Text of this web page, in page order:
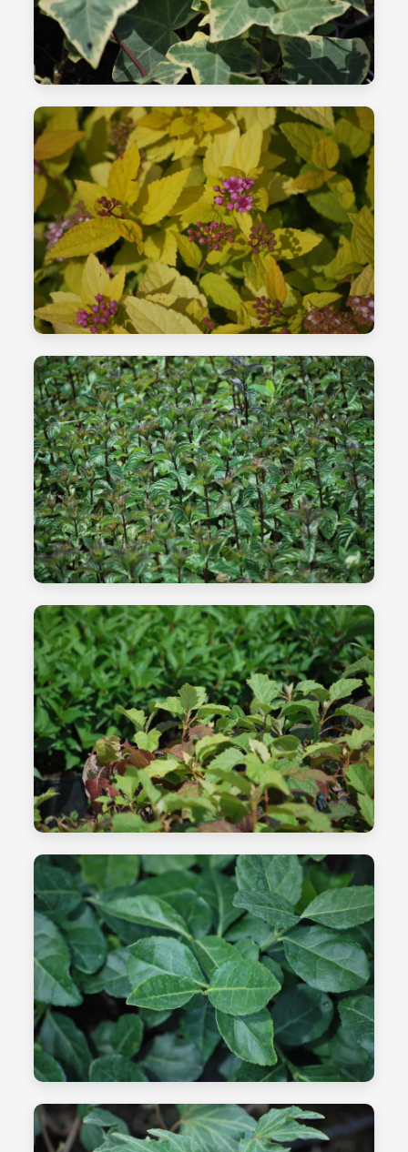
مشتل نباتات الزينة
الأنفاق المتعددة الحديثة
الشتلات - الصورة 02
زراعة وغرس
الشتلات - الصورة 03
طرق الزراعة العضوية
الشتلات - الصورة 04
الفرز والاختيار
الشتلات - الصورة 05
الأنفاق المتعددة الحديثة